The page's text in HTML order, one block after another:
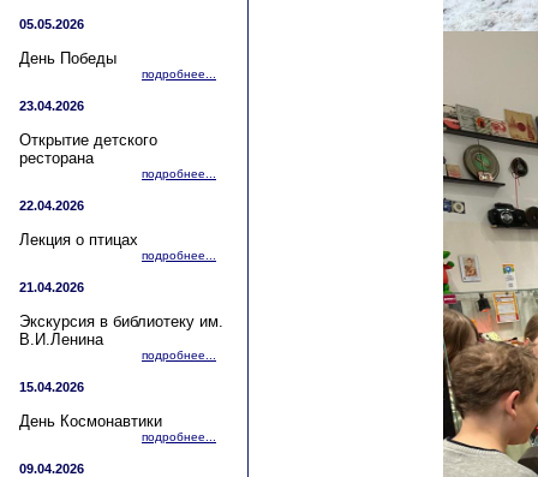
05.05.2026
День Победы
подробнее...
23.04.2026
Открытие детского
ресторана
подробнее...
22.04.2026
Лекция о птицах
подробнее...
21.04.2026
Экскурсия в библиотеку им.
В.И.Ленина
подробнее...
15.04.2026
День Космонавтики
подробнее...
09.04.2026